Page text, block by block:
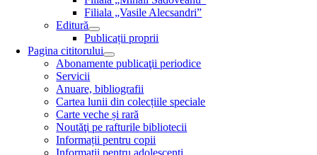
Filiala „Vasile Alecsandri”
Editură
Publicații proprii
Pagina cititorului
Abonamente publicaţii periodice
Servicii
Anuare, bibliografii
Cartea lunii din colecțiile speciale
Carte veche și rară
Noutăţi pe rafturile bibliotecii
Informații pentru copii
Informații pentru adolescenți